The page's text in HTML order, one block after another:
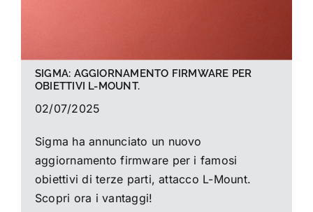
SIGMA: AGGIORNAMENTO FIRMWARE PER
OBIETTIVI L-MOUNT.
02/07/2025
Sigma ha annunciato un nuovo
aggiornamento firmware per i famosi
obiettivi di terze parti, attacco L-Mount.
Scopri ora i vantaggi!